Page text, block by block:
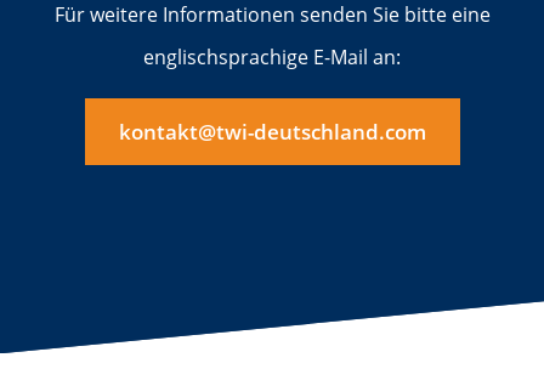
Für weitere Informationen senden Sie bitte eine
englischsprachige E-Mail an:
kontakt@twi-deutschland.com